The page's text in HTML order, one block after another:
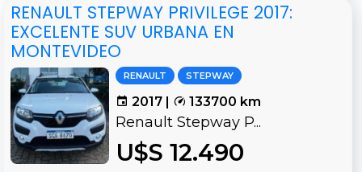
RENAULT STEPWAY PRIVILEGE 2017:
EXCELENTE SUV URBANA EN
MONTEVIDEO
RENAULT STEPWAY
2017 | 133700 km
Renault Stepway P...
U$S 12.490